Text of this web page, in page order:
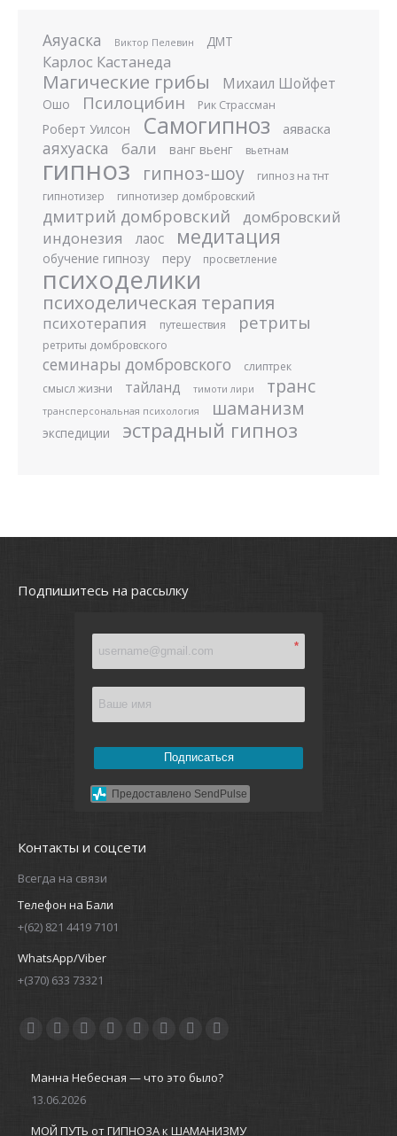
Аяуаска Виктор Пелевин ДМТ
Карлос Кастанеда
Магические грибы Михаил Шойфет
Ошо Псилоцибин Рик Страссман
Роберт Уилсон Самогипноз аяваска
аяхуаска бали ванг вьенг вьетнам
гипноз гипноз-шоу
гипноз на тнт
гипнотизер
гипнотизер домбровский
дмитрий домбровский
домбровский
индонезия
лаос медитация
обучение гипнозу перу просветление
психоделики
психоделическая терапия
психотерапия путешествия ретриты
ретриты домбровского
семинары домбровского
слиптрек
смысл жизни
тайланд тимоти лири транс
трансперсональная психология шаманизм
экспедиции эстрадный гипноз
Подпишитесь на рассылку
*
Подписаться
Предоставлено SendPulse
Контакты и соцсети
Всегда на связи
Телефон на Бали
+(62) 821 4419 7101
WhatsApp/Viber
+(370) 633 73321
Ищите нас:
Манна Небесная — что это было?
13.06.2026
МОЙ ПУТЬ от ГИПНОЗА к ШАМАНИЗМУ